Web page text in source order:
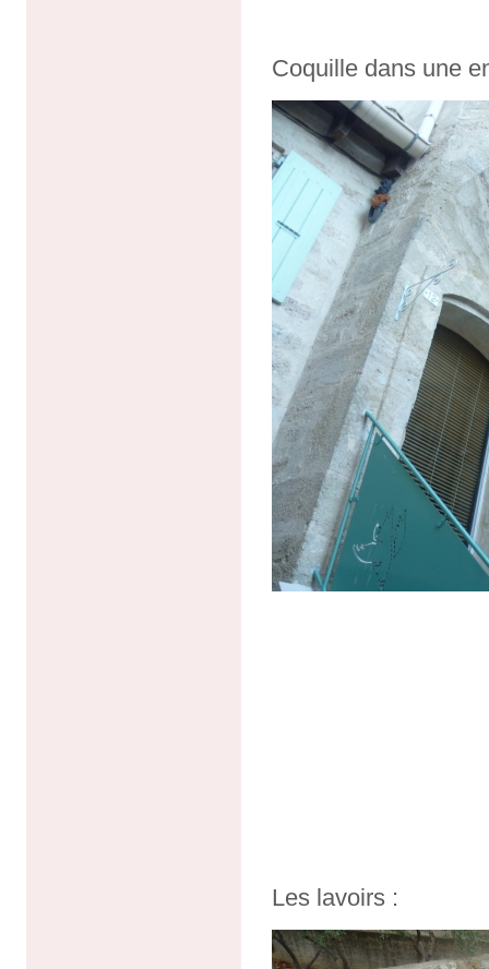
Coquille dans une
Les lavoirs :